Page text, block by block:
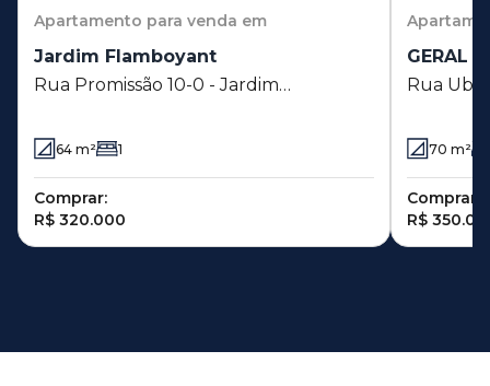
Apartamento para venda em
Jardim Flamboyant
Rua Promissão 10-0 - Jardim
64 m² 1
Comprar:
R$ 320.000
GERAL
Rua
70 m²
Comprar:
R$